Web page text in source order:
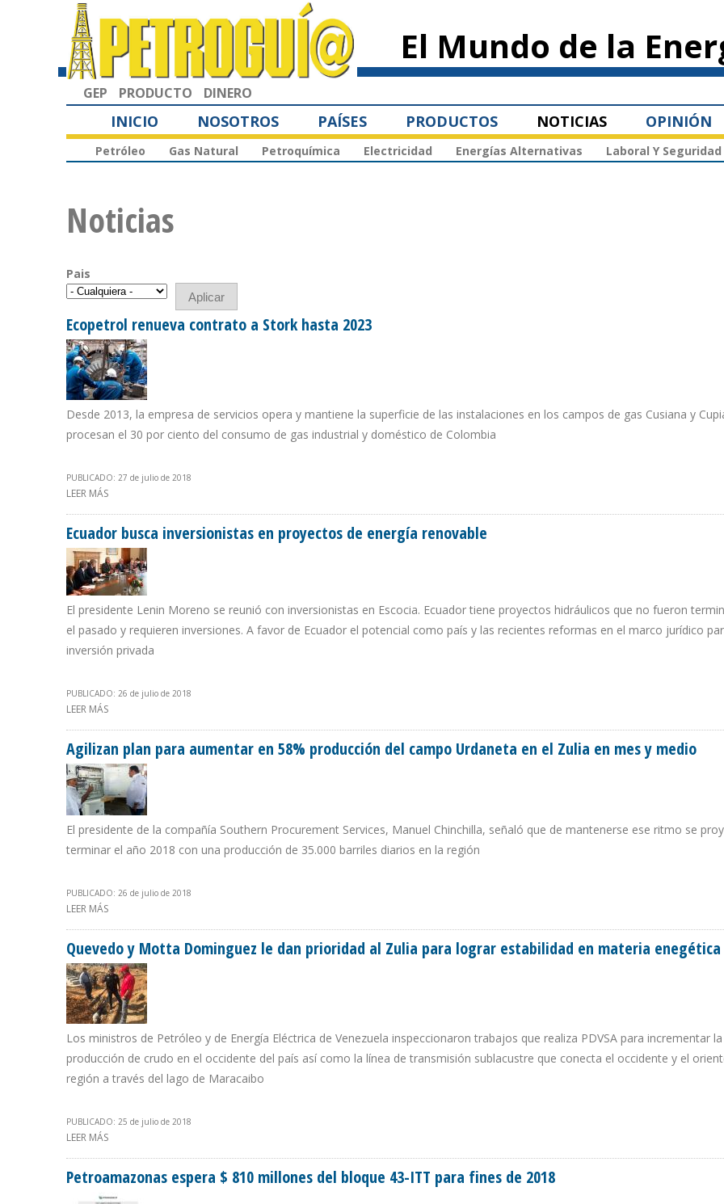
principal
El Mundo de la
GEP PRODUCTO DINERO
INICIO NOSOTROS PAÍSES PRODUCTOS NOTICIAS OPINIÓN
Petróleo Gas Natural Petroquímica Electricidad Energías Alternativas Laboral Y Seguridad
Noticias
Pais
Ecopetrol renueva contrato a Stork hasta 2023
Desde 2013, la empresa de servicios opera y mantiene la superficie de las instalaciones en los campos de gas Cusiana y
procesan el 30 por ciento del consumo de gas industrial y doméstico de Colombia
PUBLICADO: 27 de julio de 2018
LEER MÁS
Ecuador busca inversionistas en proyectos de energía renovable
El presidente Lenin Moreno se reunió con inversionistas en Escocia. Ecuador tiene proyectos hidráulicos que no fueron
el pasado y requieren inversiones. A favor de Ecuador el potencial como país y las recientes reformas en el marco jurídico
inversión privada
PUBLICADO: 26 de julio de 2018
LEER MÁS
Agilizan plan para aumentar en 58% producción del campo Urdaneta en el Zulia en mes y medio
El presidente de la compañía Southern Procurement Services, Manuel Chinchilla, señaló que de mantenerse ese ritmo se
terminar el año 2018 con una producción de 35.000 barriles diarios en la región
PUBLICADO: 26 de julio de 2018
LEER MÁS
Quevedo y Motta Dominguez le dan prioridad al Zulia para lograr estabilidad en materia enegética
Los ministros de Petróleo y de Energía Eléctrica de Venezuela inspeccionaron trabajos que realiza PDVSA para incrementar la
producción de crudo en el occidente del país así como la línea de transmisión sublacustre que conecta el occidente y el
región a través del lago de Maracaibo
PUBLICADO: 25 de julio de 2018
LEER MÁS
Petroamazonas espera $ 810 millones del bloque 43-ITT para fines de 2018